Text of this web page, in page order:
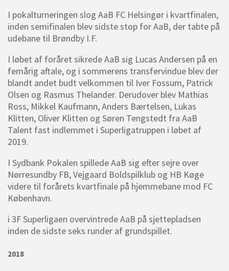
I pokalturneringen slog AaB FC Helsingør i kvartfinalen,
inden semifinalen blev sidste stop for AaB, der tabte på
udebane til Brøndby I.F.
I løbet af foråret sikrede AaB sig Lucas Andersen på en
femårig aftale, og i sommerens transfervindue blev der
blandt andet budt velkommen til Iver Fossum, Patrick
Olsen og Rasmus Thelander. Derudover blev Mathias
Ross, Mikkel Kaufmann, Anders Bærtelsen, Lukas
Klitten, Oliver Klitten og Søren Tengstedt fra AaB
Talent fast indlemmet i Superligatruppen i løbet af
2019.
I Sydbank Pokalen spillede AaB sig efter sejre over
Nørresundby FB, Vejgaard Boldspilklub og HB Køge
videre til forårets kvartfinale på hjemmebane mod FC
København.
i 3F Superligaen overvintrede AaB på sjettepladsen
inden de sidste seks runder af grundspillet.
2018